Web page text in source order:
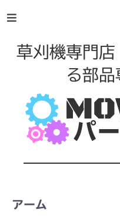
草刈機専門店
る部品
アーム